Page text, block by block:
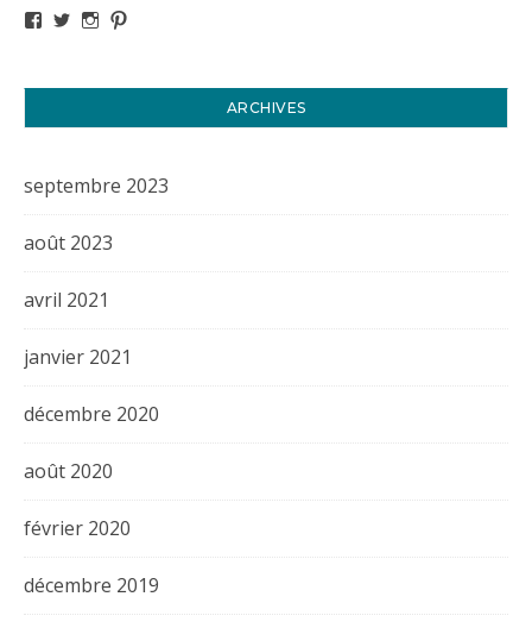
Voir le profil de titval35 sur Facebook
Voir le profil de titval35 sur Twitter
Voir le profil de titval35 sur Instagram
ARCHIVES
septembre 2023
août 2023
avril 2021
janvier 2021
décembre 2020
août 2020
février 2020
décembre 2019